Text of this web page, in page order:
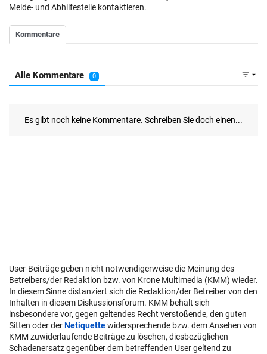
Melde- und Abhilfestelle kontaktieren.
User-Beiträge geben nicht notwendigerweise die Meinung des
Betreibers/der Redaktion bzw. von Krone Multimedia (KMM) wieder.
In diesem Sinne distanziert sich die Redaktion/der Betreiber von den
Inhalten in diesem Diskussionsforum. KMM behält sich
insbesondere vor, gegen geltendes Recht verstoßende, den guten
Sitten oder derNetiquettewidersprechende bzw. dem Ansehen von
KMM zuwiderlaufende Beiträge zu löschen, diesbezüglichen
Schadenersatz gegenüber dem betreffenden User geltend zu